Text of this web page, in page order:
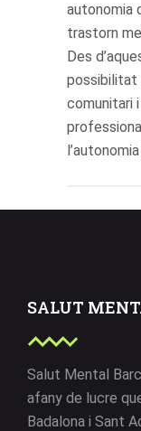
autonomia
trastorn
Des
possibilitat
comunitari
SALUT
Salut Mental
afany de lucre
Badalona i Sant